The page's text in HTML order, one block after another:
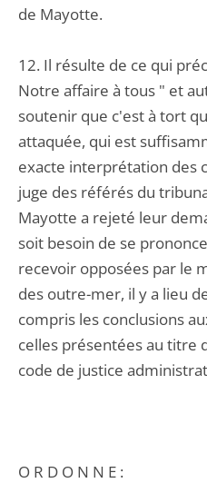
de Mayotte.
12. Il résulte de ce qui
Notre affaire à tous " et
soutenir que c'est à tort
attaquée, qui est
exacte interprétation des
juge des référés du
Mayotte a rejeté leur
soit besoin de se
recevoir opposées par le
des outre-mer, il y a lieu
compris les conclusions
celles présentées au titre
code de justice
O R D O N N E :